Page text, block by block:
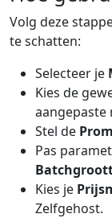
Volg deze
te schatten:
Selecteer je
Kies de
aangepaste
Stel de
Pas
Kies je
Zelfgehost.